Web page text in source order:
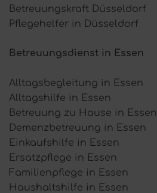
Betreuungskraft Düsseldorf
Pflegehelfer in Düsseldorf
Betreuungsdienst in Essen
Alltagsbegleitung in Essen
Alltagshilfe in Essen
Betreuung zu Hause in Essen
Demenzbetreuung in Essen
Einkaufshilfe in Essen
Ersatzpflege in Essen
Familienpflege in Essen
Haushaltshilfe in Essen